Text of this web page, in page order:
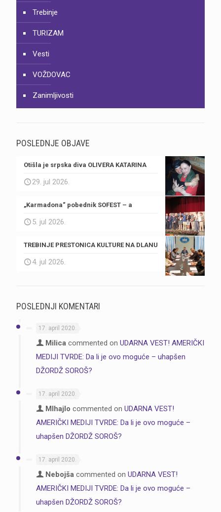
Trebinje
TURIZAM
Vesti
VOŽDOVAC
Zanimljivosti
POSLEDNJE OBJAVE
Otišla je srpska diva OLIVERA KATARINA
29. jul 2026.
„Karmadona“ pobednik SOFEST – a
5. jul 2026.
TREBINJE PRESTONICA KULTURE NA DLANU
4. jul 2026.
POSLEDNJI KOMENTARI
17. april 2020.
Milica commented on UDARNA VEST! AMERIČKI
MEDIJI TVRDE: Da li je ovo moguće – uhapšen
DŽORDŽ SOROŠ?
17. april 2020.
MIhajlo commented on UDARNA VEST!
AMERIČKI MEDIJI TVRDE: Da li je ovo moguće –
uhapšen DŽORDŽ SOROŠ?
17. april 2020.
Nebojša commented on UDARNA VEST!
AMERIČKI MEDIJI TVRDE: Da li je ovo moguće –
uhapšen DŽORDŽ SOROŠ?